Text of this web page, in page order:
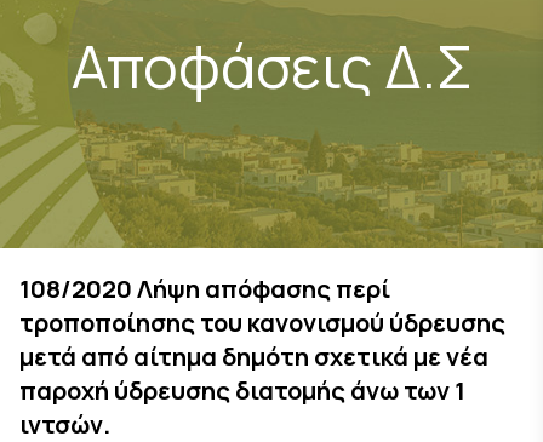
Αποφάσεις Δ.Σ
108/2020 Λήψη απόφασης περί
τροποποίησης του κανονισμού ύδρευσης
μετά από αίτημα δημότη σχετικά με νέα
παροχή ύδρευσης διατομής άνω των 1
ιντσών.